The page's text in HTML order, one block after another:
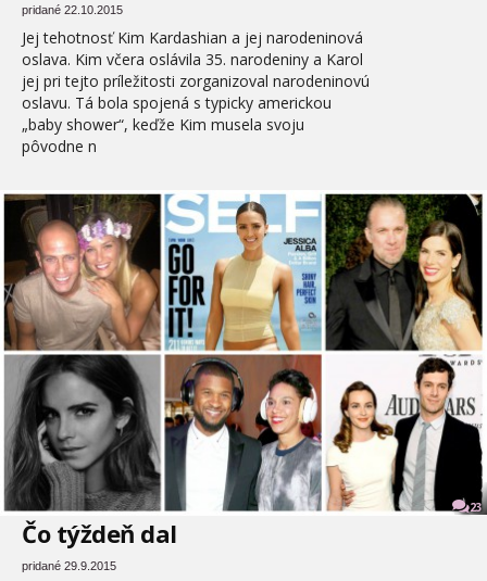
pridané 22.10.2015
Jej tehotnosť Kim Kardashian a jej narodeninová
oslava. Kim včera oslávila 35. narodeniny a Karol
jej pri tejto príležitosti zorganizoval narodeninovú
oslavu. Tá bola spojená s typicky americkou
„baby shower“, keďže Kim musela svoju
pôvodne n
23
Čo týždeň dal
pridané 29.9.2015